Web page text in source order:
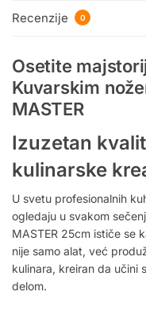
Recenzije 0
Osetite
Kuvarskim
MASTER
Izuzetan
kulinarske
U svetu profesionalnih
ogledaju u svakom
MASTER 25cm ističe se
nije samo alat, već
kulinara, kreiran da učini
delom.